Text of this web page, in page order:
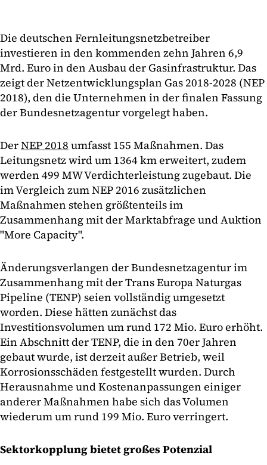
Die deutschen Fernleitungsnetzbetreiber
investieren in den kommenden zehn Jahren 6,9
Mrd. Euro in den Ausbau der Gasinfrastruktur. Das
zeigt der Netzentwicklungsplan Gas 2018-2028 (NEP
2018), den die Unternehmen in der finalen Fassung
der Bundesnetzagentur vorgelegt haben.
DerNEP 2018 umfasst 155 Maßnahmen. Das
Leitungsnetz wird um 1364 km erweitert, zudem
werden 499 MW Verdichterleistung zugebaut. Die
im Vergleich zum NEP 2016 zusätzlichen
Maßnahmen stehen größtenteils im
Zusammenhang mit der Marktabfrage und Auktion
"More Capacity".
Änderungsverlangen der Bundesnetzagentur im
Zusammenhang mit der Trans Europa Naturgas
Pipeline (TENP) seien vollständig umgesetzt
worden. Diese hätten zunächst das
Investitionsvolumen um rund 172 Mio. Euro erhöht.
Ein Abschnitt der TENP, die in den 70er Jahren
gebaut wurde, ist derzeit außer Betrieb, weil
Korrosionsschäden festgestellt wurden. Durch
Herausnahme und Kostenanpassungen einiger
anderer Maßnahmen habe sich das Volumen
wiederum um rund 199 Mio. Euro verringert.
Sektorkopplung bietet großes Potenzial